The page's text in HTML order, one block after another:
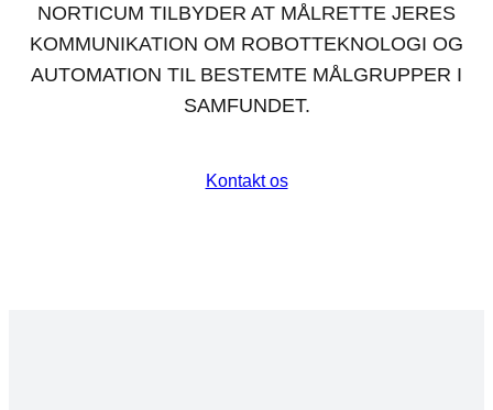
NORTICUM TILBYDER AT MÅLRETTE JERES
KOMMUNIKATION OM ROBOTTEKNOLOGI OG
AUTOMATION TIL BESTEMTE MÅLGRUPPER I
SAMFUNDET.
Kontakt os